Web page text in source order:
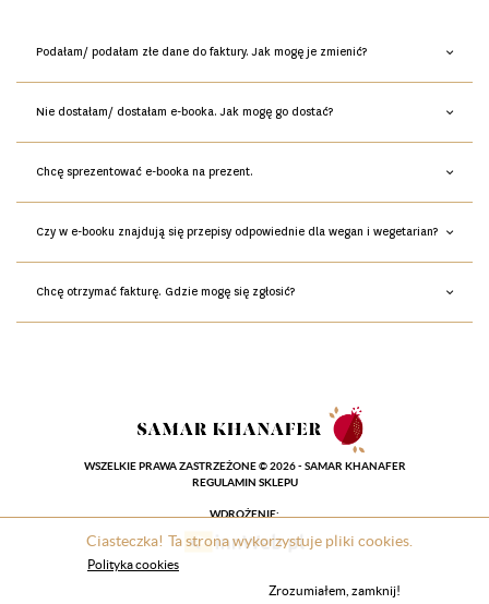
Ciasteczka! Ta strona wykorzystuje pliki cookies.
Polityka cookies
Zrozumiałem, zamknij!
Podałam/ podałam złe dane do faktury. Jak mogę je zmienić?
Nie dostałam/ dostałam e-booka. Jak mogę go dostać?
Chcę sprezentować e-booka na prezent.
Czy w e-booku znajdują się przepisy odpowiednie dla wegan i wegetarian?
Chcę otrzymać fakturę. Gdzie mogę się zgłosić?
WSZELKIE PRAWA ZASTRZEŻONE © 2026 - SAMAR KHANAFER
REGULAMIN SKLEPU
WDROŻENIE: